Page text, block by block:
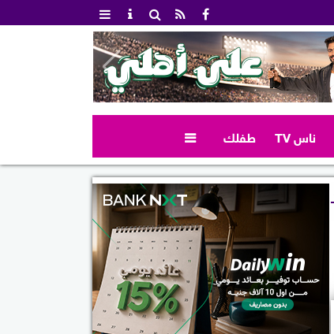
ناس TV طفلك 